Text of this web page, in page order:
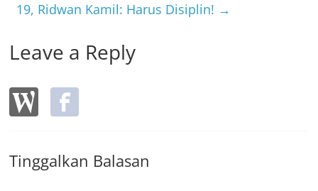
k
19, Ridwan Kamil: Harus Disiplin! →
Leave a Reply
Tinggalkan Balasan